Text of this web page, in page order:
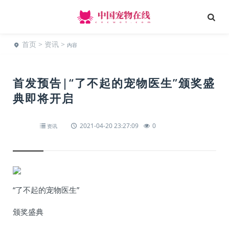
首页 > 资讯 > 内容
首发预告|“了不起的宠物医生”颁奖盛
典即将开启
资讯 2021-04-20 23:27:09 0
“了不起的宠物医生”
颁奖盛典